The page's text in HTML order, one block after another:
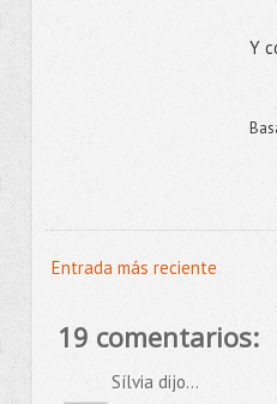
Y
Entrada más reciente
19 comentarios:
Sílvia dijo...